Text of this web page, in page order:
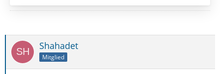
Shahadet
Mitglied